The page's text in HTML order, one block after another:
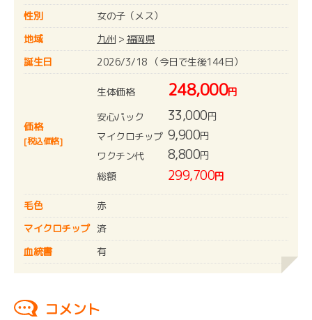
性別
女の子（メス）
地域
九州 > 福岡県
誕生日
2026/3/18 （今日で生後144日）
価格
[税込価格]
生体価格 248,000円
安心パック
33,000円
マイクロチップ 9,900円
ワクチン代
8,800円
総額
299,700円
毛色
赤
マイクロチップ 済
血統書
有
コメント